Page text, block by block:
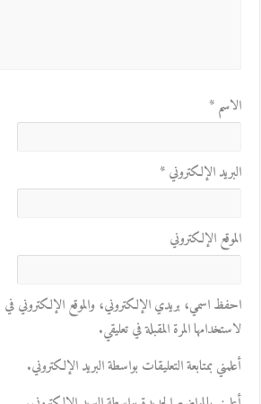
الاسم*
البريد الإلكتروني*
الموقع الإلكتروني
احفظ اسمي، بريدي الإلكتروني، والموقع الإلكتروني
لاستخدامها المرة المقبلة في تعليقي.
أعلمني بمتابعة التعليقات بواسطة البريد الإلكتروني.